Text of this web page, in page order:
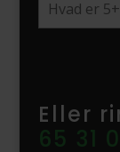
Eller
65 31